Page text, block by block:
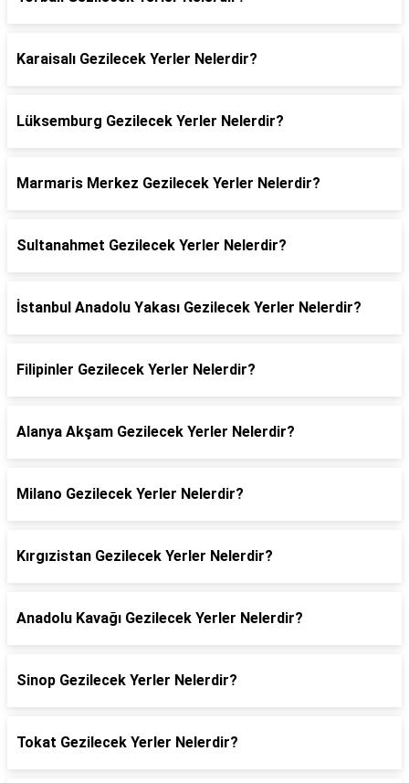
Karaisalı Gezilecek Yerler Nelerdir?
Lüksemburg Gezilecek Yerler Nelerdir?
Marmaris Merkez Gezilecek Yerler Nelerdir?
Sultanahmet Gezilecek Yerler Nelerdir?
İstanbul Anadolu Yakası Gezilecek Yerler Nelerdir?
Filipinler Gezilecek Yerler Nelerdir?
Alanya Akşam Gezilecek Yerler Nelerdir?
Milano Gezilecek Yerler Nelerdir?
Kırgızistan Gezilecek Yerler Nelerdir?
Anadolu Kavağı Gezilecek Yerler Nelerdir?
Sinop Gezilecek Yerler Nelerdir?
Tokat Gezilecek Yerler Nelerdir?